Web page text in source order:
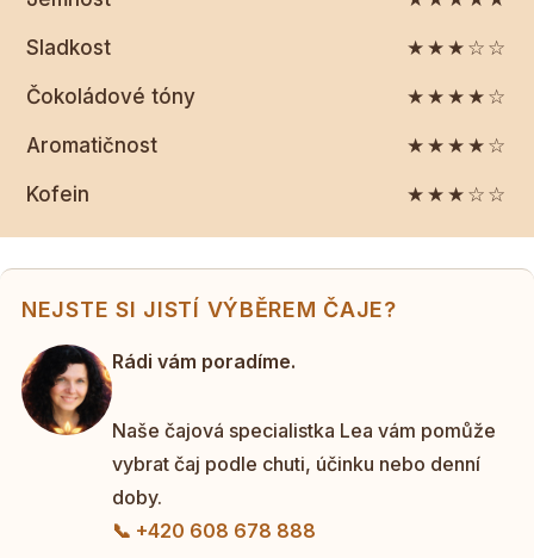
Sladkost ★★★☆☆
Čokoládové tóny ★★★★☆
Aromatičnost ★★★★☆
Kofein ★★★☆☆
NEJSTE SI JISTÍ VÝBĚREM ČAJE?
Rádi vám poradíme.
Naše čajová specialistka Lea vám pomůže
vybrat čaj podle chuti, účinku nebo denní
doby.
📞 +420 608 678 888